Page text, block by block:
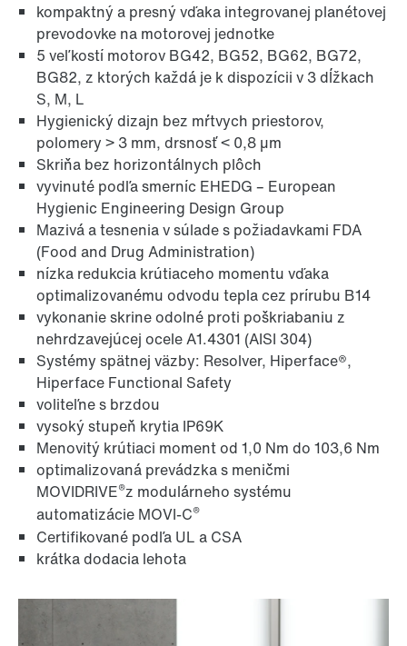
kompaktný a presný vďaka integrovanej planétovej
prevodovke na motorovej jednotke
5 veľkostí motorov BG42, BG52, BG62, BG72,
BG82, z ktorých každá je k dispozícii v 3 dĺžkach
S, M, L
Hygienický dizajn bez mŕtvych priestorov,
polomery > 3 mm, drsnosť < 0,8 µm
Skriňa bez horizontálnych plôch
vyvinuté podľa smerníc EHEDG – European
Hygienic Engineering Design Group
Mazivá a tesnenia v súlade s požiadavkami FDA
(Food and Drug Administration)
nízka redukcia krútiaceho momentu vďaka
optimalizovanému odvodu tepla cez prírubu B14
vykonanie skrine odolné proti poškriabaniu z
nehrdzavejúcej ocele A1.4301 (AISI 304)
Systémy spätnej väzby: Resolver, Hiperface®,
Hiperface Functional Safety
voliteľne s brzdou
vysoký stupeň krytia IP69K
Menovitý krútiaci moment od 1,0 Nm do 103,6 Nm
optimalizovaná prevádzka s meničmi
MOVIDRIVE®z modulárneho systému
automatizácie MOVI-C®
Certifikované podľa UL a CSA
krátka dodacia lehota